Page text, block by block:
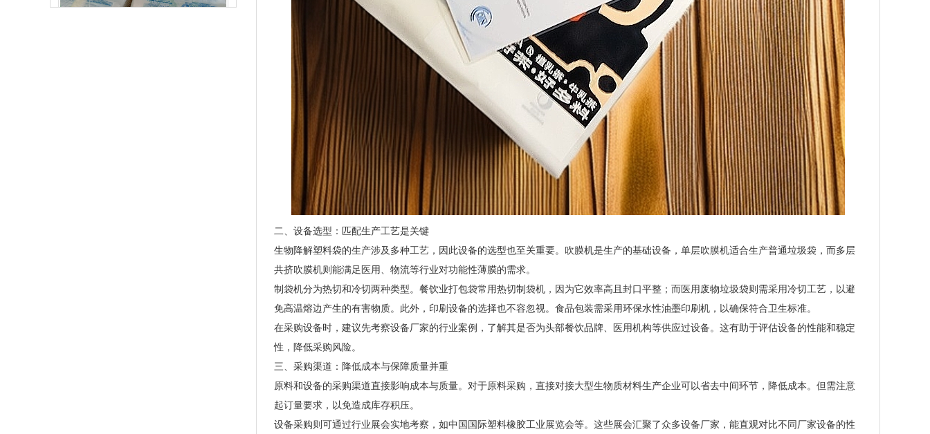
二、设备选型：匹配生产工艺是关键
生物降解塑料袋的生产涉及多种工艺，因此设备的选型也至关重要。吹膜机是生产的基础设备，单层吹膜机适合生产普通垃圾袋，而多层
共挤吹膜机则能满足医用、物流等行业对功能性薄膜的需求。
制袋机分为热切和冷切两种类型。餐饮业打包袋常用热切制袋机，因为它效率高且封口平整；而医用废物垃圾袋则需采用冷切工艺，以避
免高温熔边产生的有害物质。此外，印刷设备的选择也不容忽视。食品包装需采用环保水性油墨印刷机，以确保符合卫生标准。
在采购设备时，建议先考察设备厂家的行业案例，了解其是否为头部餐饮品牌、医用机构等供应过设备。这有助于评估设备的性能和稳定
性，降低采购风险。
三、采购渠道：降低成本与保障质量并重
原料和设备的采购渠道直接影响成本与质量。对于原料采购，直接对接大型生物质材料生产企业可以省去中间环节，降低成本。但需注意
起订量要求，以免造成库存积压。
设备采购则可通过行业展会实地考察，如中国国际塑料橡胶工业展览会等。这些展会汇聚了众多设备厂家，能直观对比不同厂家设备的性